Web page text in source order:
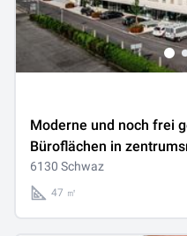
Moderne und noch frei
Büroflächen in
6130 Schwaz
47 ㎡